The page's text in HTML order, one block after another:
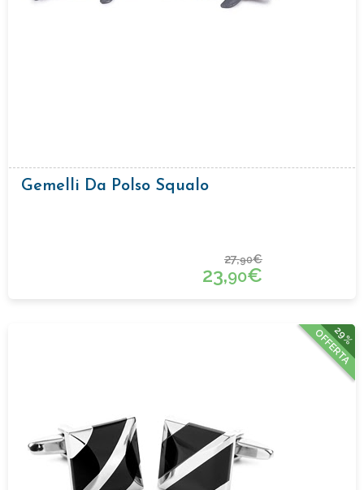
Gemelli Da Polso Squalo
27,90€
23,90€
29%
OFFERTA